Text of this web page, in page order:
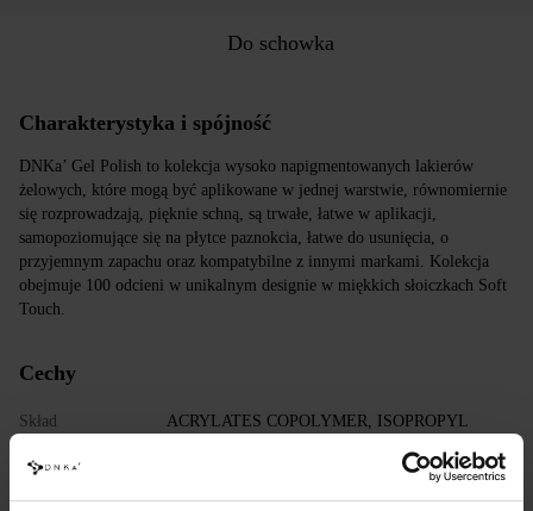
Do schowka
Charakterystyka i spójność
DNKa’ Gel Polish to kolekcja wysoko napigmentowanych lakierów
żelowych, które mogą być aplikowane w jednej warstwie, równomiernie
się rozprowadzają, pięknie schną, są trwałe, łatwe w aplikacji,
samopoziomujące się na płytce paznokcia, łatwe do usunięcia, o
przyjemnym zapachu oraz kompatybilne z innymi markami. Kolekcja
obejmuje 100 odcieni w unikalnym designie w miękkich słoiczkach Soft
Touch.
Cechy
Skład
ACRYLATES COPOLYMER, ISOPROPYL
TRIISOSTEARATE, DIMETHICONE,
HYDROXYPROPYL METHACRYLATE, BIS-
TRIMETHYLBENZOYL PHENYLPHOSPHINE